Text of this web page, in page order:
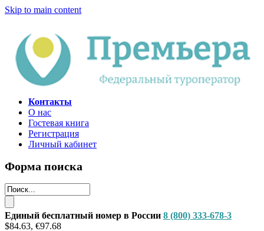
Skip to main content
Контакты
О нас
Гостевая книга
Регистрация
Личный кабинет
Форма поиска
Единый бесплатный номер в России 8 (800) 333-678-3
$84.63, €97.68